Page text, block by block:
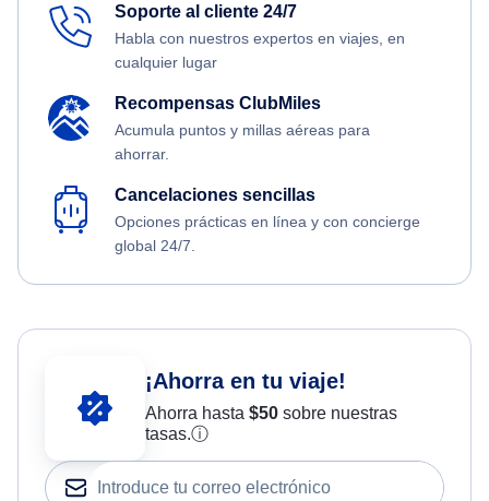
Soporte al cliente 24/7
Habla con nuestros expertos en viajes, en
cualquier lugar
Recompensas ClubMiles
Acumula puntos y millas aéreas para
ahorrar.
Cancelaciones sencillas
Opciones prácticas en línea y con concierge
global 24/7.
¡Ahorra en tu viaje!
Ahorra hasta $50sobre nuestras
tasas.ⓘ